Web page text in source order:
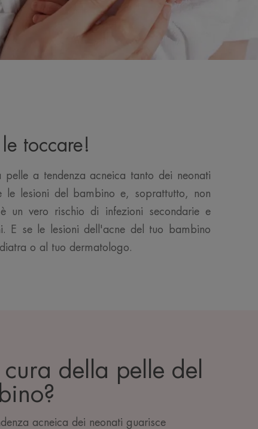
toccare!
a tendenza acneica tanto dei neonati
le lesioni del bambino e, soprattutto, non
un vero rischio di infezioni secondarie e
E se le lesioni dell'acne del tuo bambino
o al tuo dermatologo.
della pelle del
acneica dei neonati guarisce